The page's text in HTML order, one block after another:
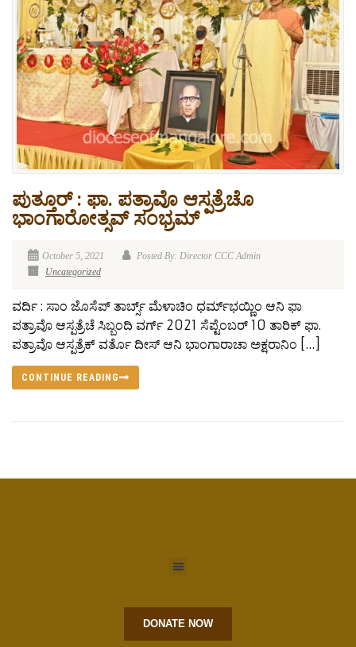
ಪುತ್ತೂರ್ : ಫಾ. ಪತ್ರಾವೊ ಆಸ್ಪತ್ರೆಚೊ
ಭಾಂಗಾರೋತ್ಸವ್ ಸಂಭ್ರಮ್
October 5, 2021
Posted By: Director CCC Admin
Uncategorized
ವರ್ದಿ : ಸಾಂ ಜೊಸೆಪ್‍ ತಾರ್ಬ್ಸ್ ಮೆಳಾಚಿಂ ಧರ್ಮ್‍ಭಯ್ಣಿಂ ಆನಿ ಫಾ
ಪತ್ರಾವೊ ಆಸ್ಪತ್ರೆಚೆ ಸಿಬ್ಬಂದಿ ವರ್ಗ್ 2021 ಸೆಪ್ಟೆಂಬರ್ 10 ತಾರಿಕ್ ಫಾ.
ಪತ್ರಾವೊ ಆಸ್ಪತ್ರೆಕ್ ವರ್ತೊ ದೀಸ್ ಆನಿ ಭಾಂಗಾರಾಚಾ ಅಕ್ಷರಾನಿಂ […]
CONTINUE READING
DONATE NOW